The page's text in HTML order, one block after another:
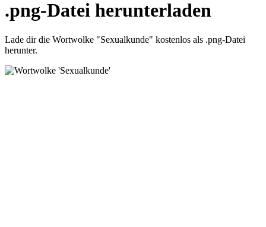
.png-Datei herunterladen
Lade dir die Wortwolke "Sexualkunde" kostenlos als .png-Datei
herunter.